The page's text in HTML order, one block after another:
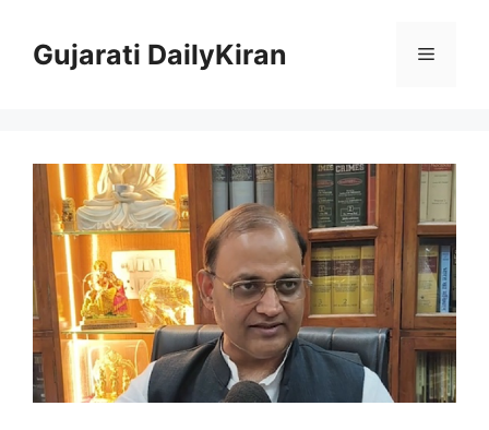
contentGujarati DailyKiran Menu